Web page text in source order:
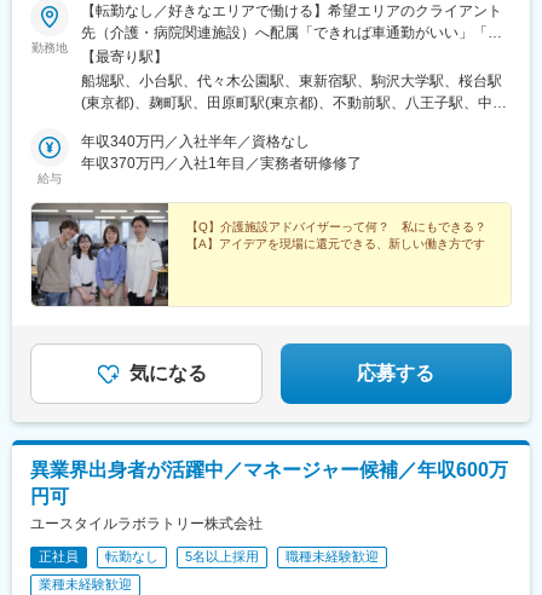
・チームワーク：通常は1人で業務にあたることが多いですが、困
ったときや先輩や上司がサポートしてくれるため、安心して進め
られます。また、家族の急な体調不良や突発休の場合にも周囲が
代理対応をしてくれる風土があり、チームワークが強みです。
・働きやすい環境：2019年度の月間の平均残業時間は12.1時間で
い女性も活躍しやすい環境です。正社員の場合、転勤可能性はあ
りますが、定期的にあるものではなく適性や希望に応じて配置し
変更の範囲：会社の定める業務
勤務地
【転勤なし／好きなエリアで働ける】希望エリアのクライアント
先（介護・病院関連施設）へ配属「できれば車通勤がいい」「未
経験なので先輩スタッフと一緒に働きたい」等ご相談ください！
━━【配属エリア】━━＜1＞北海道・東北／北海道、岩手※、宮
城、福島＜2＞北関東／茨城、栃木、群馬＜3＞首都圏／東京、神
岡、岐阜＜6＞関西／大阪、京都、兵庫、和歌山、奈良※＜7＞中
四国／広島※、岡山※＜8＞九州／福岡、熊本※、長崎※、大分※、鹿
長期的に築くことができます！（※印のエリアは経験者のみ採用中
です）☆勤務地住所は一例となります。━━【転居希望者向けの
働き方も】━━将来的に地元を離れたい方は、半年ほど地元勤務
後、東京神奈川など首都圏への転勤も可能！移住支援制度（費用
会社負担）もあり、早期キャリアアップも見込めます！
【最寄り駅】
船堀駅、小台駅、代々木公園駅、東新宿駅、駒沢大学駅、桜台駅
(東京都)、麹町駅、田原町駅(東京都)、不動前駅、八王子駅、中野
駅(函館本線)、新道東駅、西２８丁目駅、郡山駅(福島県)、愛子
駅、北仙台駅、泉中央駅、作並駅、境町駅、高崎駅、東武宇都宮
駅、和光市駅、岩槻駅、志久駅、戸塚安行駅、久喜駅、浜野駅、
六実駅、常盤平駅、みどり台駅、柏駅、小机駅、古淵駅、高座渋
谷駅、横浜駅、辻堂駅、淵野辺駅、いずみ中央駅、越後赤塚駅、
新潟駅、見附駅、名鉄岐阜駅、松本駅、積志駅、東静岡駅、桜橋
駅(静岡県)、小垣江駅、北新川駅、神領駅、名鉄名古屋駅、小野駅
駅、神宮丸太町駅、古市駅(大阪府)、大日駅、門真南駅、瑞光四丁
目駅、星ケ丘駅(大阪府)、城北公園通駅、南巽駅、崇禅寺駅、尼崎
駅(阪神線)、山陽天満駅、加古川駅、新神戸駅、住吉駅(兵庫県・
東海道)、香櫨園駅、中山寺駅、大久保駅(兵庫県)、舞子公園駅、
六甲駅、富雄駅、横川駅、小網町駅、吉塚駅、茶山駅(福岡県)、九
大学研都市駅、福大前駅、竜田口駅、熊本駅、和歌山市駅、県庁
通り駅、代々木八幡駅、立場駅
給与
年収340万円／入社半年／資格なし
年収370万円／入社1年目／実務者研修修了
【Q】介護施設アドバイザーって何？ 私にもできる？
【A】アイデアを現場に還元できる、新しい働き方です
気になる 応募する
異業界出身者が活躍中／マネージャー候補／年収600万
円可
ユースタイルラボラトリー株式会社
正社員 転勤なし 5名以上採用
職種未経験歓迎
業種未経験歓迎